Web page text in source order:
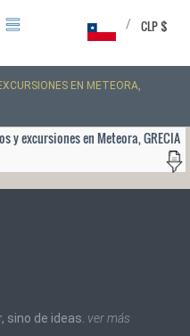
CLP $
/
EN METEORA,
y excursiones en Meteora, GRECIA
sino de ideas. ver más